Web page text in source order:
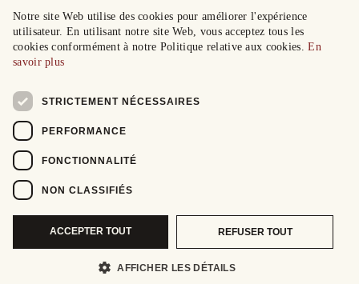
Notre site Web utilise des cookies pour améliorer l'expérience
utilisateur. En utilisant notre site Web, vous acceptez tous les
cookies conformément à notre Politique relative aux cookies.En
savoir plus
STRICTEMENT NÉCESSAIRES
PERFORMANCE
FONCTIONNALITÉ
NON CLASSIFIÉS
ACCEPTER TOUT REFUSER TOUT
AFFICHER LES DÉTAILS